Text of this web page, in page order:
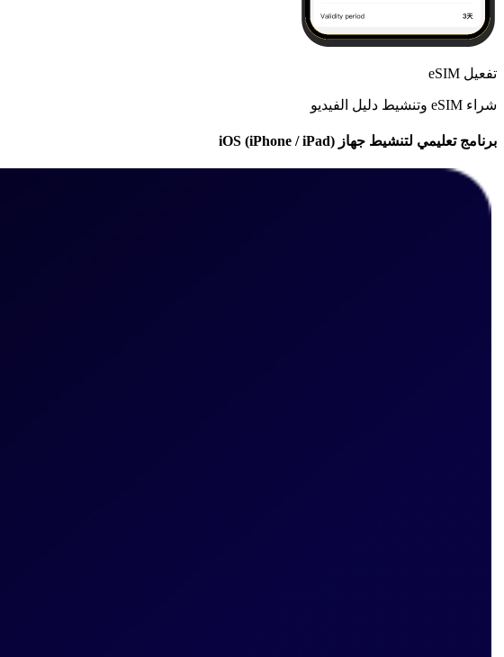
تفعيل eSIM
شراء eSIM وتنشيط دليل الفيديو
برنامج تعليمي لتنشيط جهاز iOS (iPhone / iPad)